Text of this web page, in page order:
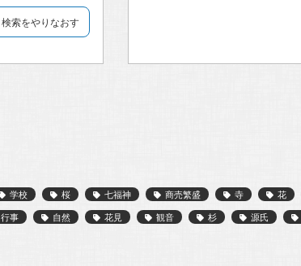
検索をやりなおす
学校 桜 七福神 商売繁盛 寺 花
行事 自然 花見 観音 杉 源氏